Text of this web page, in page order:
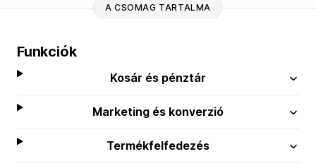
A CSOMAG TARTALMA
Funkciók
Kosár és pénztár
Marketing és konverzió
Termékfelfedezés